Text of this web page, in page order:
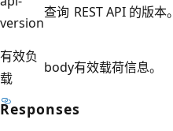
version
查询 REST API 的版本。
有效负
载
body有效载荷信息。
Responses